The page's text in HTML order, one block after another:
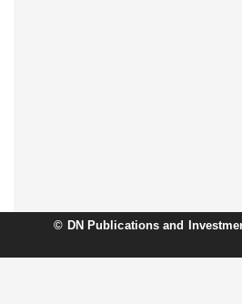
© DN Publications and